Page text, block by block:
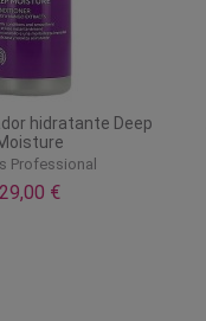
hidratante Deep
Professional
29,00 €